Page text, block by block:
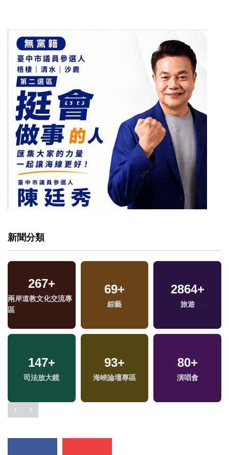
新聞分類
267+
兩岸道教文化交流專
區
69+
綜藝
2864+
旅遊
147+
司法放大鏡
93+
海峽論壇專區
80+
演唱會